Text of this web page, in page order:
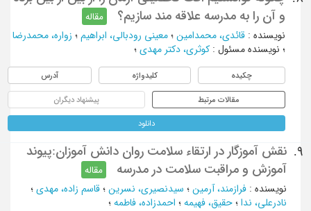
و آن را به مدرسه علاقه مند سازیم؟
مقاله
نویسنده: قائدی، محمدامین؛ معینی رودبالی، ابراهیم؛ زواره، محمدرضا
؛ نویسنده مسئول : کوثری، دکتر مهدی؛
چکیده کلیدواژه آدرس
مقالات مرتبط پیشنهاد دیگران
دانلود
9.
نقش آموزگار در ارتقاء سلامت روان دانش آموزان:پیوند
آموزش و مراقبت سلامت در مدرسه
مقاله
نویسنده: فرازمند، آرمین؛ سیدنصیری، نسرین؛ قاسم زاده، مهدی؛
نادرعلی، ندا؛ حقیق، فهیمه؛ احمدزاده، فاطمه؛